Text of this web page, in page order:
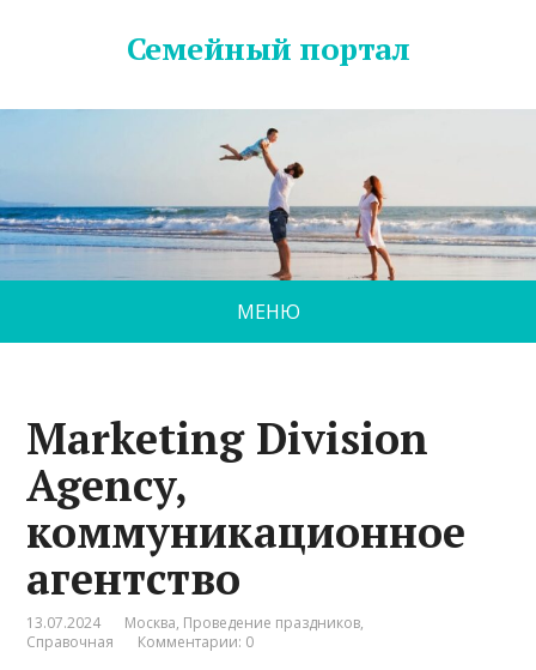
Семейный портал
МЕНЮ
Marketing Division
Agency,
коммуникационное
агентство
13.07.2024 Москва, Проведение праздников,
Справочная
Комментарии: 0